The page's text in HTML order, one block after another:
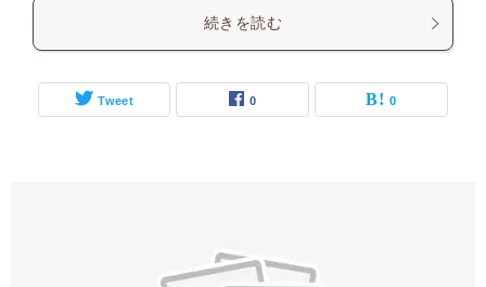
続きを読む
Tweet 0 0